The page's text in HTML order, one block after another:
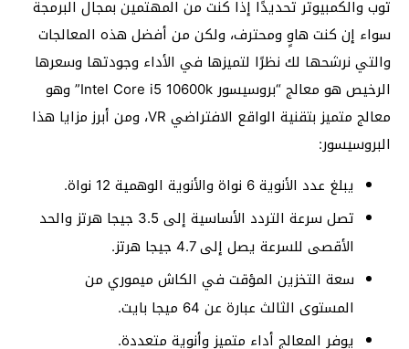
توب والكمبيوتر تحديدًا إذا كنت من المهتمين بمجال البرمجة
سواء إن كنت هاوٍ ومحترف، ولكن من أفضل هذه المعالجات
والتي نرشحها لك نظرًا لتميزها في الأداء وجودتها وسعرها
الرخيص هو معالج “بروسيسور Intel Core i5 10600k” وهو
معالج متميز بتقنية الواقع الافتراضي VR، ومن أبرز مزايا هذا
البروسيسور:
يبلغ عدد الأنوية 6 نواة والأنوية الوهمية 12 نواة.
تصل سرعة التردد الأساسية إلى 3.5 جيجا هرتز والحد
الأقصى للسرعة يصل إلى 4.7 جيجا هرتز.
سعة التخزين المؤقت في الكاش ميموري من
المستوى الثالث عبارة عن 64 ميجا بايت.
يوفر المعالج أداء متميز وأنوية متعددة.